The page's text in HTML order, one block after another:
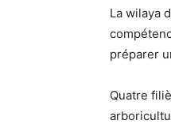
La wilaya
préparer
Quatre